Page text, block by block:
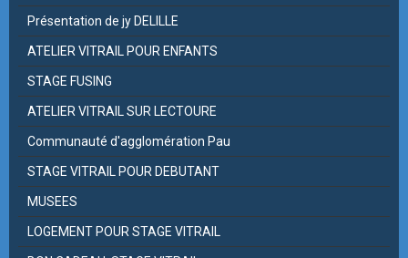
Présentation de jy DELILLE
ATELIER VITRAIL POUR ENFANTS
STAGE FUSING
ATELIER VITRAIL SUR LECTOURE
Communauté d'agglomération Pau
STAGE VITRAIL POUR DEBUTANT
MUSEES
LOGEMENT POUR STAGE VITRAIL